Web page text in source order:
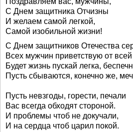
С Днем защитника Отчизны
И желаем самой легкой,
Самой изобильной жизни!
С Днем защитников Отечества
Всех мужчин приветствую от
Будет жизнь пускай легка,
Пусть сбываются, конечно же,
Пусть невзгоды, горести, печали
Вас всегда обходят стороной.
И проблемы чтоб не докучали,
И на сердца чтоб царил покой.